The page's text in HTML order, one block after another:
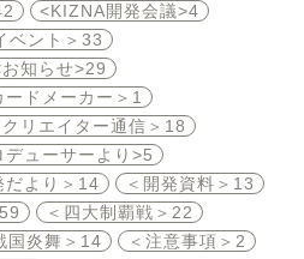
<KIZNA開発会議>4
ベント＞ 33
知らせ>29
ードメーカー＞ 1
クリエイター通信＞ 18
デューサーより>5
だより＞ 14 ＜開発資料＞ 13
59 ＜四大制覇戦＞ 22
国炎舞＞ 14 ＜注意事項＞ 2